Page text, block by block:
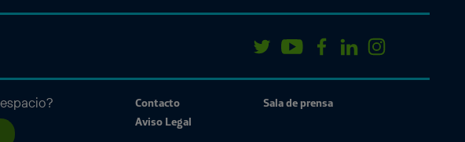
Contacto
Sala de prensa
Aviso Legal